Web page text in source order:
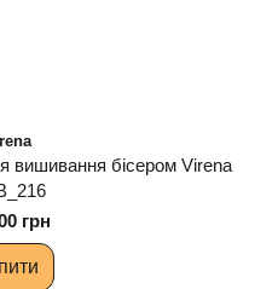
вишивання бісером Virena
грн